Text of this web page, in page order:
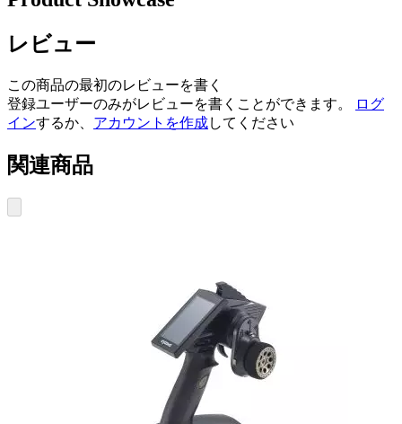
レビュー
この商品の最初のレビューを書く
登録ユーザーのみがレビューを書くことができます。
ログ
インするか、 アカウントを作成してください
関連商品